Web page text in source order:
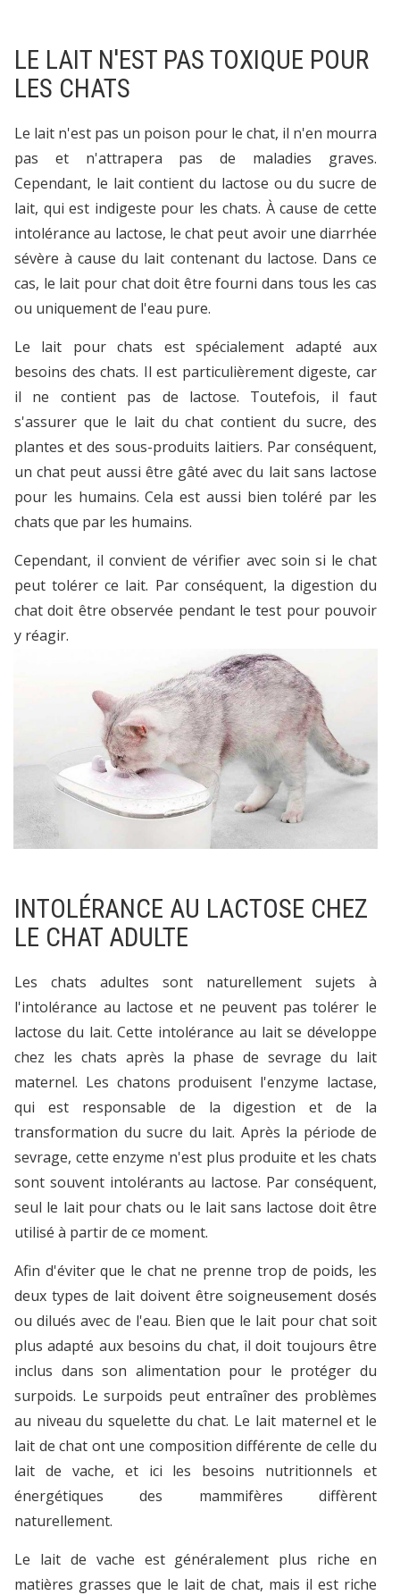
LE LAIT N'EST PAS TOXIQUE POUR
LES CHATS
Le lait n'est pas un poison pour le chat, il n'en mourra
pas et n'attrapera pas de maladies graves.
Cependant, le lait contient du lactose ou du sucre de
lait, qui est indigeste pour les chats. À cause de cette
intolérance au lactose, le chat peut avoir une diarrhée
sévère à cause du lait contenant du lactose. Dans ce
cas, le lait pour chat doit être fourni dans tous les cas
ou uniquement de l'eau pure.
Le lait pour chats est spécialement adapté aux
besoins des chats. Il est particulièrement digeste, car
il ne contient pas de lactose. Toutefois, il faut
s'assurer que le lait du chat contient du sucre, des
plantes et des sous-produits laitiers. Par conséquent,
un chat peut aussi être gâté avec du lait sans lactose
pour les humains. Cela est aussi bien toléré par les
chats que par les humains.
Cependant, il convient de vérifier avec soin si le chat
peut tolérer ce lait. Par conséquent, la digestion du
chat doit être observée pendant le test pour pouvoir
y réagir.
INTOLÉRANCE AU LACTOSE CHEZ
LE CHAT ADULTE
Les chats adultes sont naturellement sujets à
l'intolérance au lactose et ne peuvent pas tolérer le
lactose du lait. Cette intolérance au lait se développe
chez les chats après la phase de sevrage du lait
maternel. Les chatons produisent l'enzyme lactase,
qui est responsable de la digestion et de la
transformation du sucre du lait. Après la période de
sevrage, cette enzyme n'est plus produite et les chats
sont souvent intolérants au lactose. Par conséquent,
seul le lait pour chats ou le lait sans lactose doit être
utilisé à partir de ce moment.
Afin d'éviter que le chat ne prenne trop de poids, les
deux types de lait doivent être soigneusement dosés
ou dilués avec de l'eau. Bien que le lait pour chat soit
plus adapté aux besoins du chat, il doit toujours être
inclus dans son alimentation pour le protéger du
surpoids. Le surpoids peut entraîner des problèmes
au niveau du squelette du chat. Le lait maternel et le
lait de chat ont une composition différente de celle du
lait de vache, et ici les besoins nutritionnels et
énergétiques des mammifères diffèrent
naturellement.
Le lait de vache est généralement plus riche en
matières grasses que le lait de chat, mais il est riche